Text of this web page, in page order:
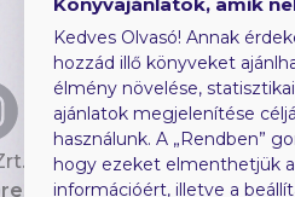
Heti toplista
Ajándékutalvány
Blog
Minden jog fenntartva.
Kedves Olvasó! Annak
hozzád illő könyveket
élmény növelése,
ajánlatok megjelenítése
használunk. A „Rendben”
hogy ezeket elmenthetjük
információért, illetve a